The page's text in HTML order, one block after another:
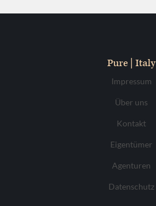
Pure | Italy
Impressum
Über uns
Kontakt
Eigentümer
Agenturen
Datenschutz